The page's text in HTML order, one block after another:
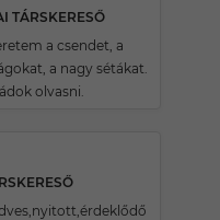
TÁRSKERESŐ
a csendet, a
a nagy sétákat.
olvasni.